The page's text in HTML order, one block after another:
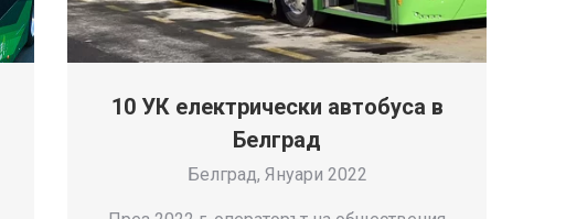
10 УК електрически автобуса в
Белград
Белград, Януари 2022